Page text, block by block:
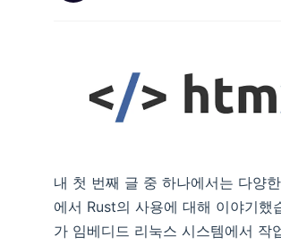
내 첫 번째 글 중 하나에서는 다양
에서 Rust의 사용에 대해 이야기했
가 임베디드 리눅스 시스템에서 작